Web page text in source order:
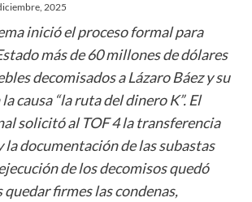
2025
inició el proceso formal para
más de 60 millones de dólares
decomisados a Lázaro Báez y su
causa “la ruta del dinero K”. El
solicitó al TOF 4 la transferencia
la documentación de las subastas
de los decomisos quedó
firmes las condenas,